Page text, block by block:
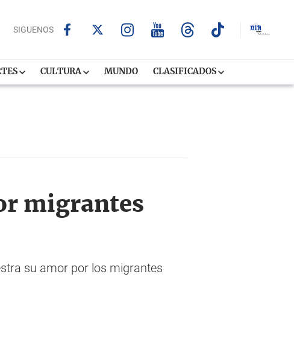
SIGUENOS
CULTURA MUNDO CLASIFICADOS
migrantes
su amor por los migrantes